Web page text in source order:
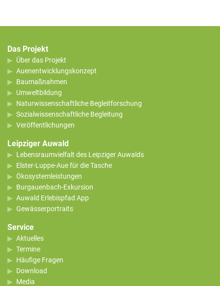
Das Projekt
Über das Projekt
Auenentwicklungskonzept
Baumaßnahmen
Umweltbildung
Naturwissenschaftliche Begleitforschung
Sozialwissenschaftliche Begleitung
Veröffentlichungen
Leipziger Auwald
Lebensraumvielfalt des Leipziger Auwalds
Elster-Luppe-Aue für die Tasche
Ökosystemleistungen
Burgauenbach-Exkursion
Auwald Erlebispfad App
Gewässerportraits
Service
Aktuelles
Termine
Häufige Fragen
Download
Media